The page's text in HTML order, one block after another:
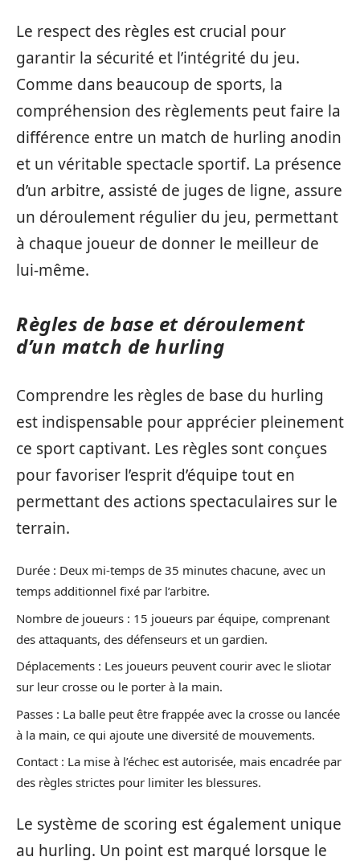
Le respect des règles est crucial pour
garantir la sécurité et l’intégrité du jeu.
Comme dans beaucoup de sports, la
compréhension des règlements peut faire la
différence entre un match de hurling anodin
et un véritable spectacle sportif. La présence
d’un arbitre, assisté de juges de ligne, assure
un déroulement régulier du jeu, permettant
à chaque joueur de donner le meilleur de
lui-même.
Règles de base et déroulement
d’un match de hurling
Comprendre les règles de base du hurling
est indispensable pour apprécier pleinement
ce sport captivant. Les règles sont conçues
pour favoriser l’esprit d’équipe tout en
permettant des actions spectaculaires sur le
terrain.
Durée : Deux mi-temps de 35 minutes chacune, avec un
temps additionnel fixé par l’arbitre.
Nombre de joueurs : 15 joueurs par équipe, comprenant
des attaquants, des défenseurs et un gardien.
Déplacements : Les joueurs peuvent courir avec le sliotar
sur leur crosse ou le porter à la main.
Passes : La balle peut être frappée avec la crosse ou lancée
à la main, ce qui ajoute une diversité de mouvements.
Contact : La mise à l’échec est autorisée, mais encadrée par
des règles strictes pour limiter les blessures.
Le système de scoring est également unique
au hurling. Un point est marqué lorsque le